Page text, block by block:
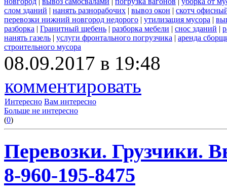
слом зданий | нанять разнорабочих | вывоз окон | скотч
перевозки нижний новгород недорого | утилизация мусора |
разборка | Гранитный щебень | разборка мебели | снос зданий |
нанять газель | услуги фронтального погрузчика | аренда
строительного мусора
08.09.2017 в 19:48
комментировать
Интересно Вам интересно
Больше не интересно
(0)
Перевозки. Грузчики.
8-960-195-8475